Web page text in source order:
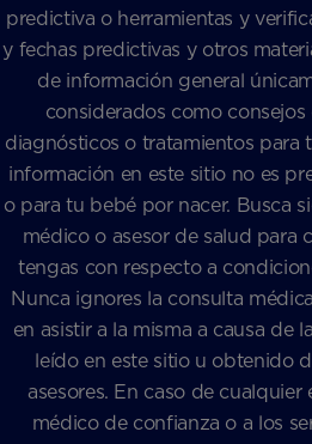
predictiva o herramientas y
y fechas predictivas y otros
de información general
considerados como
diagnósticos o tratamientos para
información en este sitio no es
o para tu bebé por nacer. Busca
médico o asesor de salud para
tengas con respecto a
Nunca ignores la consulta
en asistir a la misma a causa de
leído en este sitio u obtenido
asesores. En caso de cualquier
médico de confianza o a los